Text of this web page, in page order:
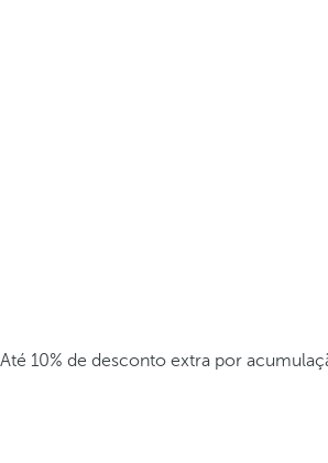
Até 10% de desconto extra por